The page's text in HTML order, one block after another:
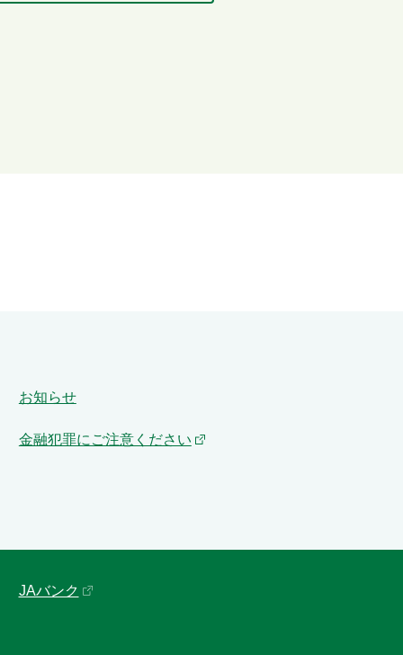
お知らせ
金融犯罪にご注意ください
JAバンク